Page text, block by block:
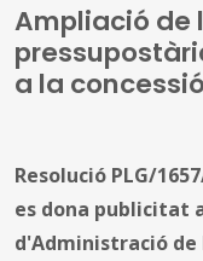
Ampliació de
a la
Resolució PLG/
es dona publicitat
d'Administració